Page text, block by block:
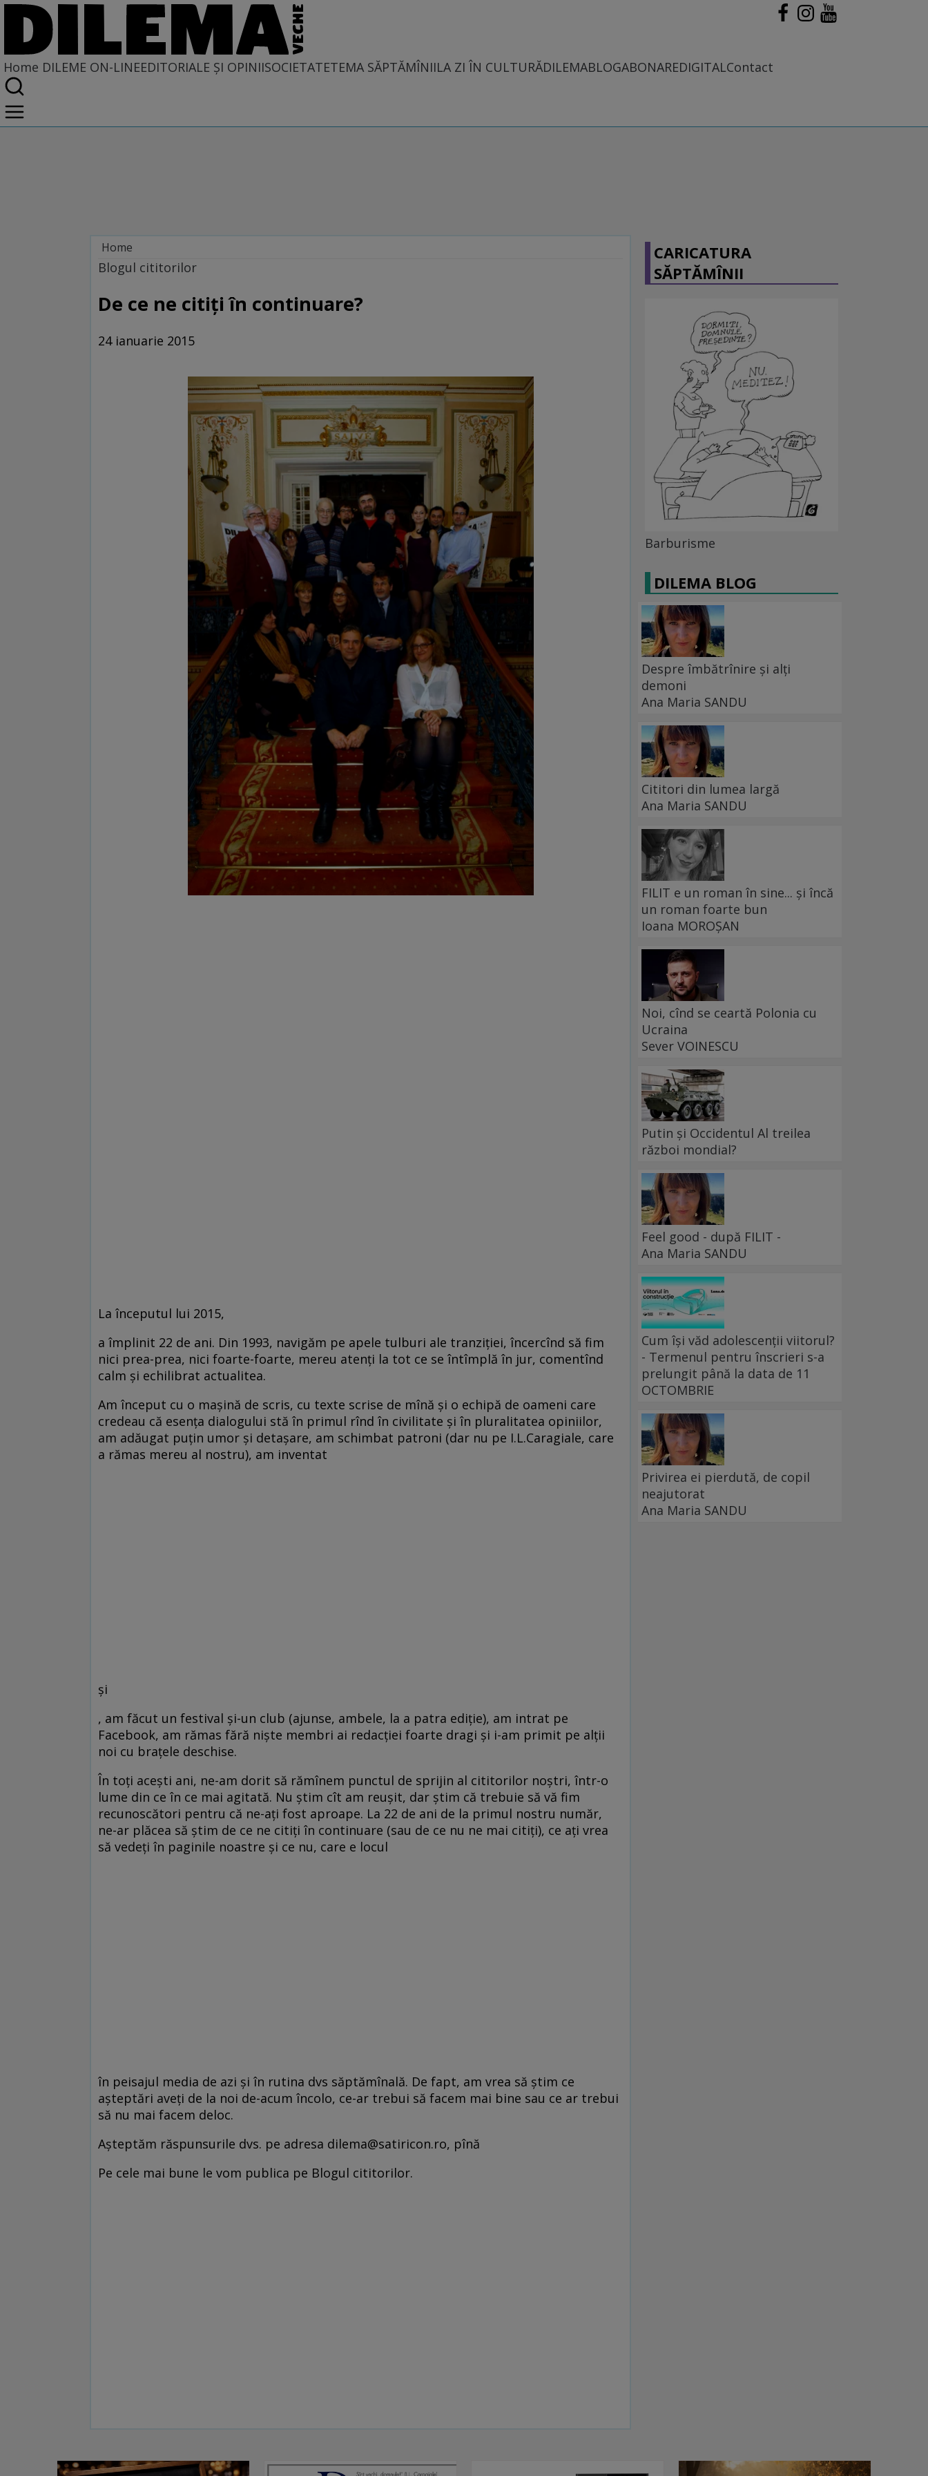
Home DILEME ON-LINEEDITORIALE ȘI OPINIISOCIETATETEMA SĂPTĂMÎNIILA ZI ÎN CULTURĂDILEMABLOGABONAREDIGITALContact
Home
Dileme on-line
Blogul cititorilor
De ce ne citiți în continuare?
24 ianuarie 2015
La începutul lui 2015,
a împlinit 22 de ani. Din 1993, navigăm pe apele tulburi ale tranziției, încercînd să fim
nici prea-prea, nici foarte-foarte, mereu atenți la tot ce se întîmplă în jur, comentînd
calm și echilibrat actualitea.
Am început cu o mașină de scris, cu texte scrise de mînă și o echipă de oameni care
credeau că esența dialogului stă în primul rînd în civilitate și în pluralitatea opiniilor,
am adăugat puțin umor și detașare, am schimbat patroni (dar nu pe I.L.Caragiale, care
a rămas mereu al nostru), am inventat
și
, am făcut un festival și-un club (ajunse, ambele, la a patra ediție), am intrat pe
Facebook, am rămas fără niște membri ai redacției foarte dragi și i-am primit pe alții
noi cu brațele deschise.
În toți acești ani, ne-am dorit să rămînem punctul de sprijin al cititorilor noștri, într-o
lume din ce în ce mai agitată. Nu știm cît am reușit, dar știm că trebuie să vă fim
recunoscători pentru că ne-ați fost aproape. La 22 de ani de la primul nostru număr,
ne-ar plăcea să știm de ce ne citiți în continuare (sau de ce nu ne mai citiți), ce ați vrea
să vedeți în paginile noastre și ce nu, care e locul
în peisajul media de azi și în rutina dvs săptămînală. De fapt, am vrea să știm ce
așteptări aveți de la noi de-acum încolo, ce-ar trebui să facem mai bine sau ce ar trebui
să nu mai facem deloc.
Așteptăm răspunsurile dvs. pe adresa dilema@satiricon.ro, pînă
Pe cele mai bune le vom publica pe Blogul cititorilor.
CARICATURA
SĂPTĂMÎNII
Barburisme
DILEMA BLOG
Despre îmbătrînire și alți
demoni
Ana Maria SANDU
Cititori din lumea largă
Ana Maria SANDU
FILIT e un roman în sine... și încă
un roman foarte bun
Ioana MOROȘAN
Noi, cînd se ceartă Polonia cu
Ucraina
Sever VOINESCU
Putin și Occidentul Al treilea
război mondial?
Feel good - după FILIT -
Ana Maria SANDU
Cum își văd adolescenții viitorul?
- Termenul pentru înscrieri s-a
prelungit până la data de 11
OCTOMBRIE
Privirea ei pierdută, de copil
neajutorat
Ana Maria SANDU